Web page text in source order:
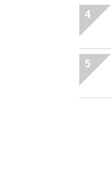
4
5